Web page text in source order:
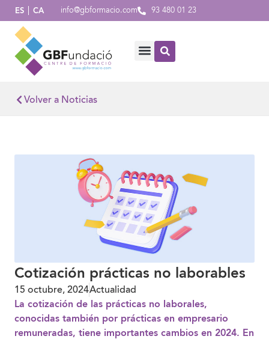
ES CA info@gbformacio.com 93 480 01 23
Volver a Noticias
Cotización prácticas no laborables
15 octubre, 2024Actualidad
La cotización de las prácticas no laborales,
conocidas también por prácticas en empresario
remuneradas, tiene importantes cambios en 2024. En